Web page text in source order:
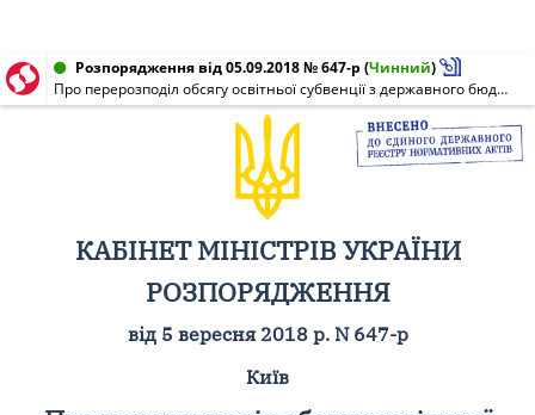
Розпорядження від 05.09.2018 № 647-р (Чинний)
Про перерозподіл обсягу освітньої субвенції з державного бюджету місцевим бюджетам у 2018 році